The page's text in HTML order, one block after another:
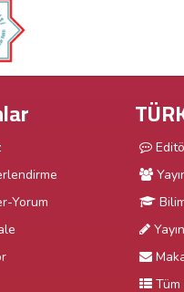
Yorum
Tüm